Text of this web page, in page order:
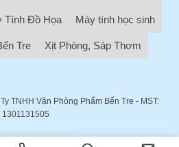
Tính Đồ Họa Máy tính học sinh
Tre Xịt Phòng, Sáp Thơm
TNHH Văn Phòng Phẩm Bến Tre - MST:
1301131505